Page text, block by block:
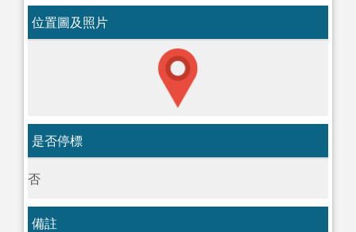
位置圖及照片
是否停標
否
備註